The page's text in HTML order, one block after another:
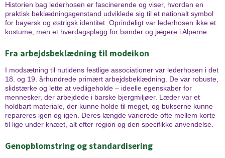
Historien bag lederhosen er fascinerende og viser, hvordan en
praktisk beklædningsgenstand udviklede sig til et nationalt symbol
for bayersk og østrigsk identitet. Oprindeligt var lederhosen ikke et
kostume, men et hverdagsplagg for bønder og jægere i Alperne.
Fra arbejdsbeklædning til modeikon
I modsætning til nutidens festlige associationer var lederhosen i det
18. og 19. århundrede primært arbejdsbeklædning. De var robuste,
slidstærke og lette at vedligeholde – ideelle egenskaber for
mennesker, der arbejdede i barske bjergmiljøer. Læder var et
holdbart materiale, der kunne holde til meget, og bukserne kunne
repareres igen og igen. Deres længde varierede ofte mellem korte
til lige under knæet, alt efter region og den specifikke anvendelse.
Genopblomstring og standardisering